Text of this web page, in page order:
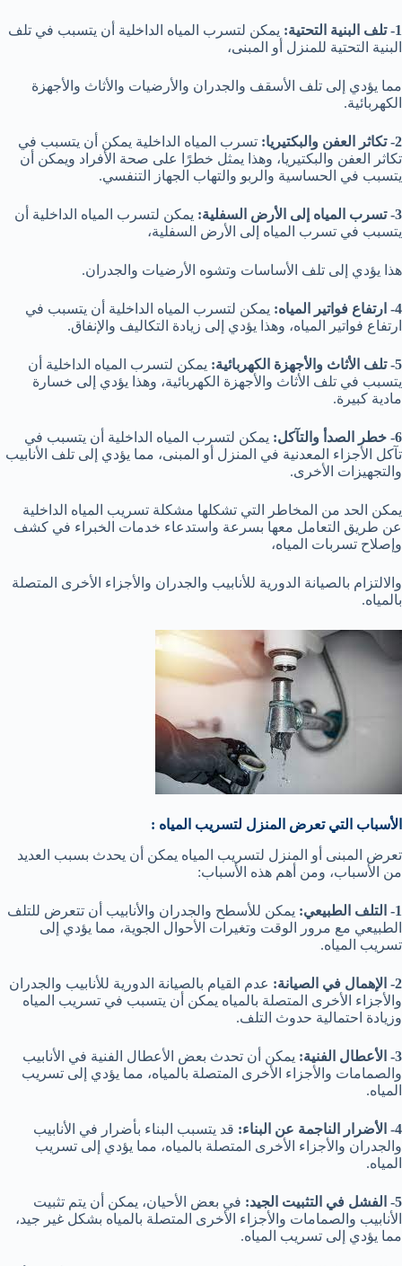
1- تلف البنية التحتية:
يمكن لتسرب المياه الداخلية أن يتسبب في تلف
البنية التحتية للمنزل أو المبنى،
مما يؤدي إلى تلف الأسقف والجدران والأرضيات والأثاث والأجهزة
الكهربائية.
2- تكاثر العفن والبكتيريا:
تسرب المياه الداخلية يمكن أن يتسبب في
تكاثر العفن والبكتيريا، وهذا يمثل خطرًا على صحة الأفراد ويمكن أن
يتسبب في الحساسية والربو والتهاب الجهاز التنفسي.
3- تسرب المياه إلى الأرض السفلية:
يمكن لتسرب المياه الداخلية أن
يتسبب في تسرب المياه إلى الأرض السفلية،
هذا يؤدي إلى تلف الأساسات وتشوه الأرضيات والجدران.
4- ارتفاع فواتير المياه:
يمكن لتسرب المياه الداخلية أن يتسبب في
ارتفاع فواتير المياه، وهذا يؤدي إلى زيادة التكاليف والإنفاق.
5- تلف الأثاث والأجهزة الكهربائية:
يمكن لتسرب المياه الداخلية أن
يتسبب في تلف الأثاث والأجهزة الكهربائية، وهذا يؤدي إلى خسارة
مادية كبيرة.
6- خطر الصدأ والتآكل:
يمكن لتسرب المياه الداخلية أن يتسبب في
تآكل الأجزاء المعدنية في المنزل أو المبنى، مما يؤدي إلى تلف الأنابيب
والتجهيزات الأخرى.
يمكن الحد من المخاطر التي تشكلها مشكلة تسريب المياه الداخلية
عن طريق التعامل معها بسرعة واستدعاء خدمات الخبراء في كشف
وإصلاح تسربات المياه،
والالتزام بالصيانة الدورية للأنابيب والجدران والأجزاء الأخرى المتصلة
بالمياه.
الأسباب التي تعرض المنزل لتسريب المياه :
تعرض المبنى أو المنزل لتسريب المياه يمكن أن يحدث بسبب العديد
من الأسباب، ومن أهم هذه الأسباب:
1- التلف الطبيعي:
يمكن للأسطح والجدران والأنابيب أن تتعرض للتلف
الطبيعي مع مرور الوقت وتغيرات الأحوال الجوية، مما يؤدي إلى
تسريب المياه.
2- الإهمال في الصيانة:
عدم القيام بالصيانة الدورية للأنابيب والجدران
والأجزاء الأخرى المتصلة بالمياه يمكن أن يتسبب في تسريب المياه
وزيادة احتمالية حدوث التلف.
3- الأعطال الفنية:
يمكن أن تحدث بعض الأعطال الفنية في الأنابيب
والصمامات والأجزاء الأخرى المتصلة بالمياه، مما يؤدي إلى تسريب
المياه.
4- الأضرار الناجمة عن البناء:
قد يتسبب البناء بأضرار في الأنابيب
والجدران والأجزاء الأخرى المتصلة بالمياه، مما يؤدي إلى تسريب
المياه.
5- الفشل في التثبيت الجيد:
في بعض الأحيان، يمكن أن يتم تثبيت
الأنابيب والصمامات والأجزاء الأخرى المتصلة بالمياه بشكل غير جيد،
مما يؤدي إلى تسريب المياه.